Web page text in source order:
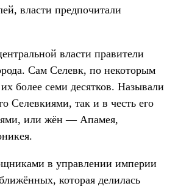
власти предпочитали
власти правители
Сам Селевк, по некоторым
более семи десятков. Называли
Селевкиями, так и в честь его
или жён — Апамея,
в управлении империи
которая делилась